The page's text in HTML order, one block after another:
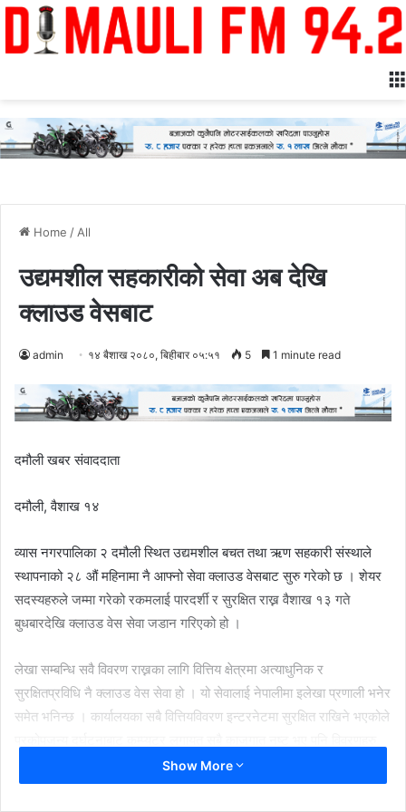
Home / All
उद्यमशील सहकारीको सेवा अब देखि
क्लाउड वेसबाट
admin १४ बैशाख २०८०, बिहीबार ०५:५१ 5 1 minute read
दमौली खबर संवाददाता
दमौली, वैशाख १४
व्यास नगरपालिका २ दमौली स्थित उद्यमशील बचत तथा ऋण सहकारी संस्थाले
स्थापनाको २८ औं महिनामा नै आफ्नो सेवा क्लाउड वेसबाट सुरु गरेको छ । शेयर
सदस्यहरुले जम्मा गरेको रकमलाई पारदर्शी र सुरक्षित राख्न वैशाख १३ गते
बुधबारदेखि क्लाउड वेस सेवा जडान गरिएको हो ।
लेखा सम्बन्धि सवै विवरण राख्नका लागि वित्तिय क्षेत्रमा अत्याधुनिक र
सुरक्षितप्रविधि नै क्लाउड वेस सेवा हो । यो सेवालाई नेपालीमा इलेखा प्रणाली भनेर
समेत भनिन्छ । कार्यालयका सबै वित्तियविवरण इन्टरनेटमा सुरक्षित राखिने भएकोले
भूउपग्रहमा सुरक्षित रहने भएकोले आफूहरुले यो सेवा विस्तार गरेको उद्यमशील
बचत तथा ऋण सहकारी संस्थाका अध्यक्ष विकल्प श्रेष्ठले बताउनुभयो ।
Show More